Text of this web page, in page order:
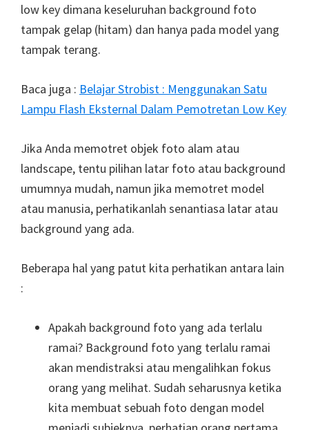
low key dimana keseluruhan background foto
tampak gelap (hitam) dan hanya pada model yang
tampak terang.
Baca juga : Belajar Strobist : Menggunakan Satu
Lampu Flash Eksternal Dalam Pemotretan Low Key
Jika Anda memotret objek foto alam atau
landscape, tentu pilihan latar foto atau background
umumnya mudah, namun jika memotret model
atau manusia, perhatikanlah senantiasa latar atau
background yang ada.
Beberapa hal yang patut kita perhatikan antara lain
:
Apakah background foto yang ada terlalu
ramai? Background foto yang terlalu ramai
akan mendistraksi atau mengalihkan fokus
orang yang melihat. Sudah seharusnya ketika
kita membuat sebuah foto dengan model